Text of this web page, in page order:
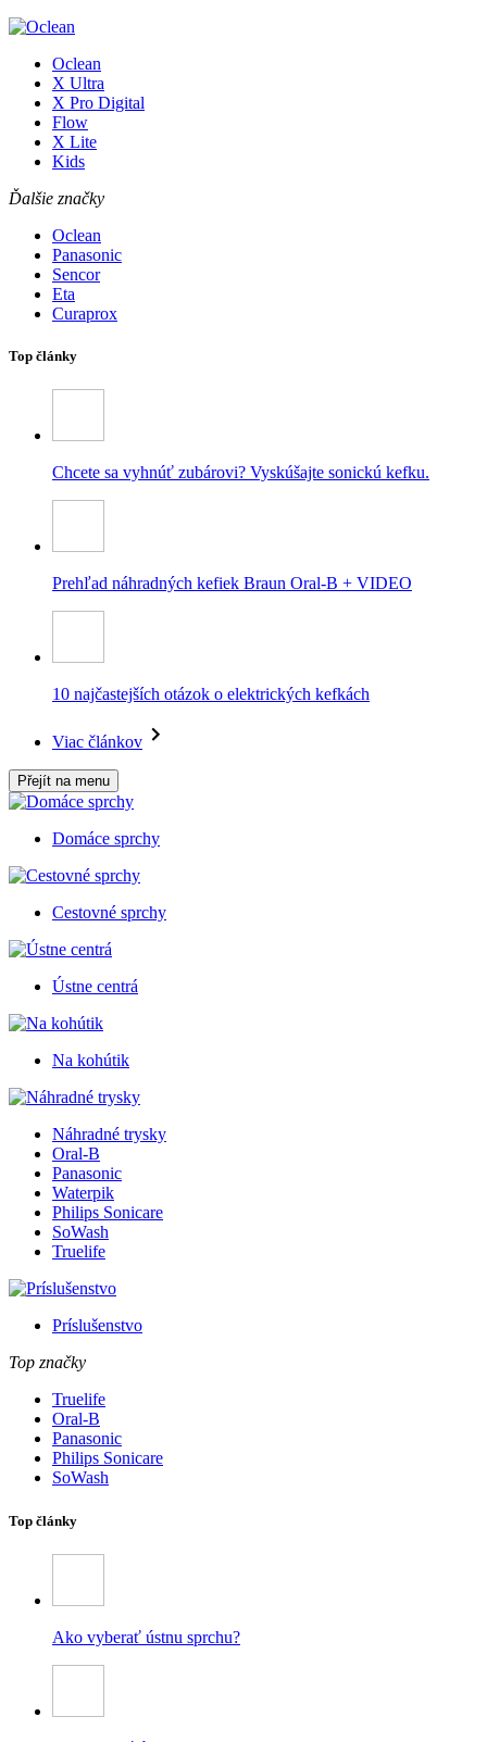
Oclean
X Ultra
X Pro Digital
Flow
X Lite
Kids
Ďalšie značky
Oclean
Panasonic
Sencor
Eta
Curaprox
Top články
Chcete sa vyhnúť zubárovi? Vyskúšajte sonickú kefku.
Prehľad náhradných kefiek Braun Oral-B + VIDEO
10 najčastejších otázok o elektrických kefkách
Viac článkov
Přejít na menu
Domáce sprchy
Cestovné sprchy
Ústne centrá
Na kohútik
Náhradné trysky
Oral-B
Panasonic
Waterpik
Philips Sonicare
SoWash
Truelife
Príslušenstvo
Top značky
Truelife
Oral-B
Panasonic
Philips Sonicare
SoWash
Top články
Ako vyberať ústnu sprchu?